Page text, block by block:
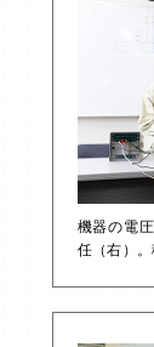
機器の電
任（右）